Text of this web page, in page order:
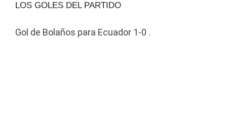
LOS GOLES DEL PARTIDO
Gol de Bolaños para Ecuador 1-0 .